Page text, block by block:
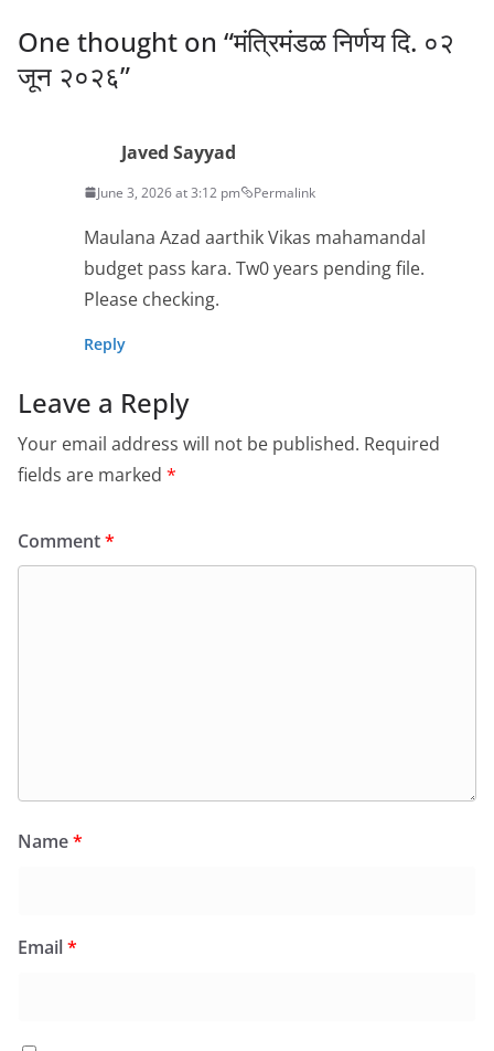
One thought on “मंत्रिमंडळ निर्णय दि. ०२
जून २०२६”
Javed Sayyad
June 3, 2026 at 3:12 pm Permalink
Maulana Azad aarthik Vikas mahamandal
budget pass kara. Tw0 years pending file.
Please checking.
Reply
Leave a Reply
Your email address will not be published. Required
fields are marked *
Comment*
Name*
Email*